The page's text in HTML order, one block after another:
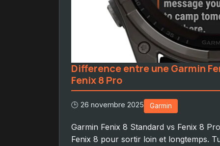
Difference entre une Garmin
Fenix 8 Pro
🕒 26 novembre 2025 Garmin
Garmin Fenix 8 Standard vs Fenix 8
Fenix 8 pour sortir loin et longtemps.